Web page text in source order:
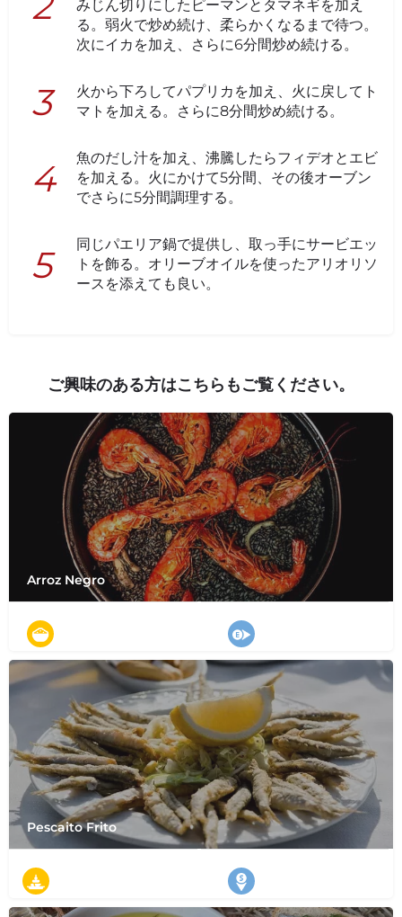
みじん切りにしたピーマンとタマネギを加え
る。弱火で炒め続け、柔らかくなるまで待つ。
次にイカを加え、さらに6分間炒め続ける。
火から下ろしてパプリカを加え、火に戻してト
マトを加える。さらに8分間炒め続ける。
魚のだし汁を加え、沸騰したらフィデオとエビ
を加える。火にかけて5分間、その後オーブン
でさらに5分間調理する。
同じパエリア鍋で提供し、取っ手にサービエッ
トを飾る。オリーブオイルを使ったアリオリソ
ースを添えても良い。
ご興味のある方はこちらもご覧ください。
Arroz Negro
ご飯料理 スペイン東部
Pescaito Frito
タパス スペイン南部